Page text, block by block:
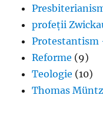
profeții
Protestantism
Reforme (9)
Teologie (10)
Thomas